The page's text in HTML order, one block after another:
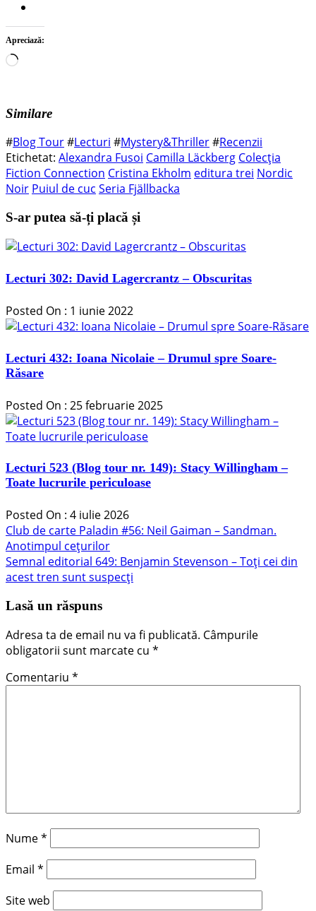
Apreciază:
Încarc...
Similare
#Blog Tour#Lecturi #Mystery&Thriller#Recenzii
Etichetat: Alexandra Fusoi Camilla Läckberg Colecția
Fiction Connection Cristina Ekholm editura trei Nordic
Noir Puiul de cuc Seria Fjällbacka
S-ar putea să-ți placă și
Lecturi 302: David Lagercrantz – Obscuritas
Posted On : 1 iunie 2022
Lecturi 432: Ioana Nicolaie – Drumul spre Soare-
Răsare
Posted On : 25 februarie 2025
Lecturi 523 (Blog tour nr. 149): Stacy Willingham –
Toate lucrurile periculoase
Posted On : 4 iulie 2026
Navigare
în
articole
Articolul
anterior:
Club de carte Paladin #56: Neil Gaiman – Sandman.
Anotimpul cețurilor
Articolul
următor:
Semnal editorial 649: Benjamin Stevenson – Toți cei din
acest tren sunt suspecți
Lasă un răspuns
Adresa ta de email nu va fi publicată. Câmpurile
obligatorii sunt marcate cu *
Comentariu *
Nume*
Email *
Site web